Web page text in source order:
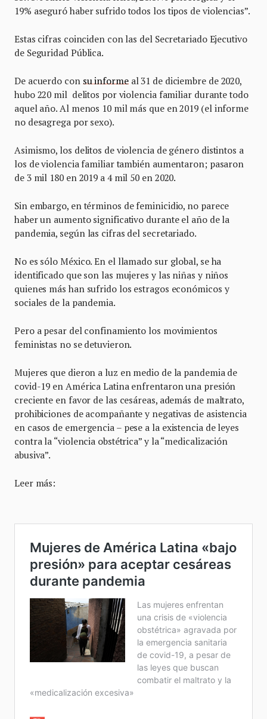
19% aseguró haber sufrido todos los tipos de violencias”.
Estas cifras coinciden con las del Secretariado Ejecutivo
de Seguridad Pública.
De acuerdo con su informeal 31 de diciembre de 2020,
hubo 220 mil delitos por violencia familiar durante todo
aquel año. Al menos 10 mil más que en 2019 (el informe
no desagrega por sexo).
Asimismo, los delitos de violencia de género distintos a
los de violencia familiar también aumentaron; pasaron
de 3 mil 180 en 2019 a 4 mil 50 en 2020.
Sin embargo, en términos de feminicidio, no parece
haber un aumento significativo durante el año de la
pandemia, según las cifras del secretariado.
No es sólo México. En el llamado sur global, se ha
identificado que son las mujeres y las niñas y niños
quienes más han sufrido los estragos económicos y
sociales de la pandemia.
Pero a pesar del confinamiento los movimientos
feministas no se detuvieron.
Mujeres que dieron a luz en medio de la pandemia de
covid-19 en América Latina enfrentaron una presión
creciente en favor de las cesáreas, además de maltrato,
prohibiciones de acompañante y negativas de asistencia
en casos de emergencia – pese a la existencia de leyes
contra la “violencia obstétrica” y la “medicalización
abusiva”.
Leer más: